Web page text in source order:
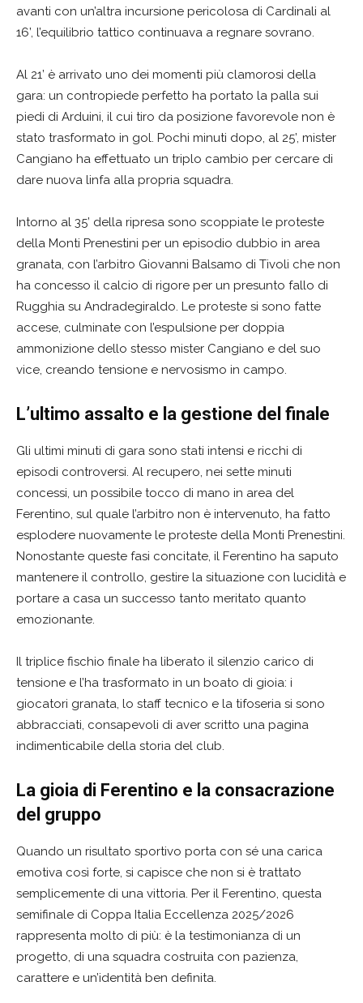
avanti con un’altra incursione pericolosa di Cardinali al
16’, l’equilibrio tattico continuava a regnare sovrano.
Al 21’ è arrivato uno dei momenti più clamorosi della
gara: un contropiede perfetto ha portato la palla sui
piedi di Arduini, il cui tiro da posizione favorevole non è
stato trasformato in gol. Pochi minuti dopo, al 25’, mister
Cangiano ha effettuato un triplo cambio per cercare di
dare nuova linfa alla propria squadra.
Intorno al 35’ della ripresa sono scoppiate le proteste
della Monti Prenestini per un episodio dubbio in area
granata, con l’arbitro Giovanni Balsamo di Tivoli che non
ha concesso il calcio di rigore per un presunto fallo di
Rugghia su Andradegiraldo. Le proteste si sono fatte
accese, culminate con l’espulsione per doppia
ammonizione dello stesso mister Cangiano e del suo
vice, creando tensione e nervosismo in campo.
L’ultimo assalto e la gestione del finale
Gli ultimi minuti di gara sono stati intensi e ricchi di
episodi controversi. Al recupero, nei sette minuti
concessi, un possibile tocco di mano in area del
Ferentino, sul quale l’arbitro non è intervenuto, ha fatto
esplodere nuovamente le proteste della Monti Prenestini.
Nonostante queste fasi concitate, il Ferentino ha saputo
mantenere il controllo, gestire la situazione con lucidità e
portare a casa un successo tanto meritato quanto
emozionante.
Il triplice fischio finale ha liberato il silenzio carico di
tensione e l’ha trasformato in un boato di gioia: i
giocatori granata, lo staff tecnico e la tifoseria si sono
abbracciati, consapevoli di aver scritto una pagina
indimenticabile della storia del club.
La gioia di Ferentino e la consacrazione
del gruppo
Quando un risultato sportivo porta con sé una carica
emotiva così forte, si capisce che non si è trattato
semplicemente di una vittoria. Per il Ferentino, questa
semifinale di Coppa Italia Eccellenza 2025/2026
rappresenta molto di più: è la testimonianza di un
progetto, di una squadra costruita con pazienza,
carattere e un’identità ben definita.